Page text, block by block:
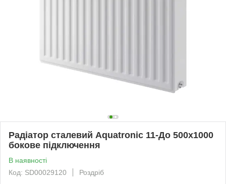
Радіатор сталевий Aquatronic 11-До 500х1000
бокове підключення
В наявності
Код: SD00029120
Роздріб